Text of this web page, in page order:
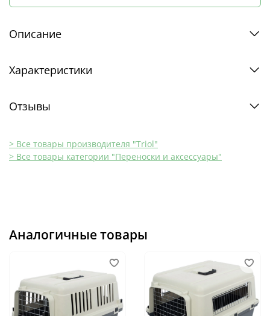
Описание
Характеристики
Отзывы
> Все товары производителя "Triol"
> Все товары категории "Переноски и аксессуары"
Аналогичные товары